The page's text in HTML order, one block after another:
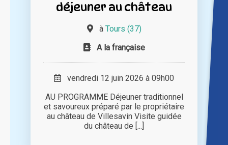
déjeuner au château
à Tours (37)
A la française
vendredi 12 juin 2026 à 09h00
AU PROGRAMME Déjeuner traditionnel
et savoureux préparé par le propriétaire
au château de Villesavin Visite guidée
du château de [...]